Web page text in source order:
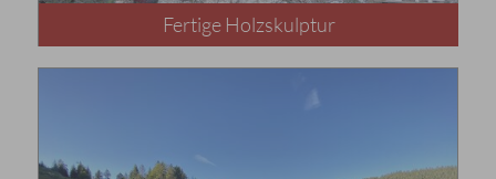
Fertige Holzskulptur